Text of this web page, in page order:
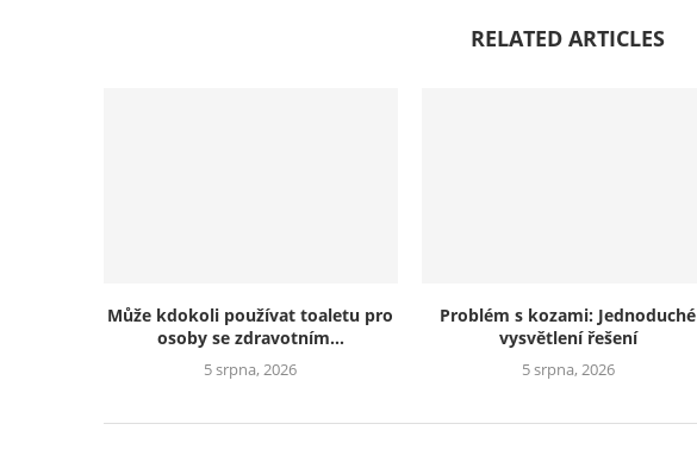
RELATED ARTICLES
Může kdokoli používat toaletu pro
osoby se zdravotním...
5 srpna, 2026
Problém s kozami: Jednoduché
vysvětlení řešení
5 srpna, 2026